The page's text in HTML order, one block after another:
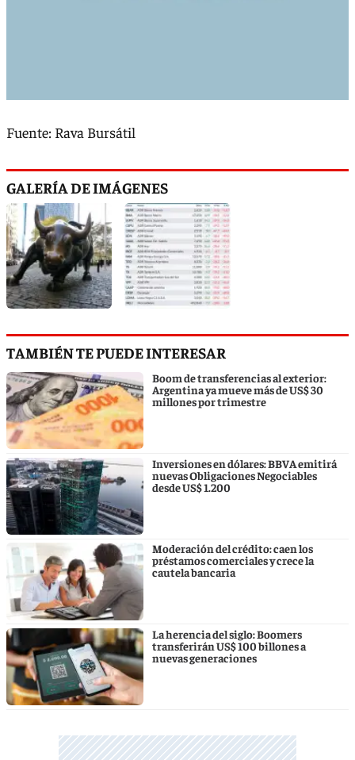
Fuente: Rava Bursátil
GALERÍA DE IMÁGENES
TAMBIÉN TE PUEDE INTERESAR
Boom de transferencias al exterior:
Argentina ya mueve más de US$ 30
millones por trimestre
Inversiones en dólares: BBVA emitirá
nuevas Obligaciones Negociables
desde US$ 1.200
Moderación del crédito: caen los
préstamos comerciales y crece la
cautela bancaria
La herencia del siglo: Boomers
transferirán US$ 100 billones a
nuevas generaciones